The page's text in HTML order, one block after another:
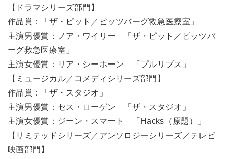
【ドラマシリーズ部門】
作品賞：「ザ・ピット／ピッツバーグ救急医療室」
主演男優賞：ノア・ワイリー 「ザ・ピット／ピッツバ
ーグ救急医療室」
主演女優賞：リア・シーホーン 「プルリブス」
【ミュージカル／コメディシリーズ部門】
作品賞：「ザ・スタジオ」
主演男優賞：セス・ローゲン 「ザ・スタジオ」
主演女優賞：ジーン・スマート 「Hacks（原題）」
【リミテッドシリーズ／アンソロジーシリーズ／テレビ
映画部門】